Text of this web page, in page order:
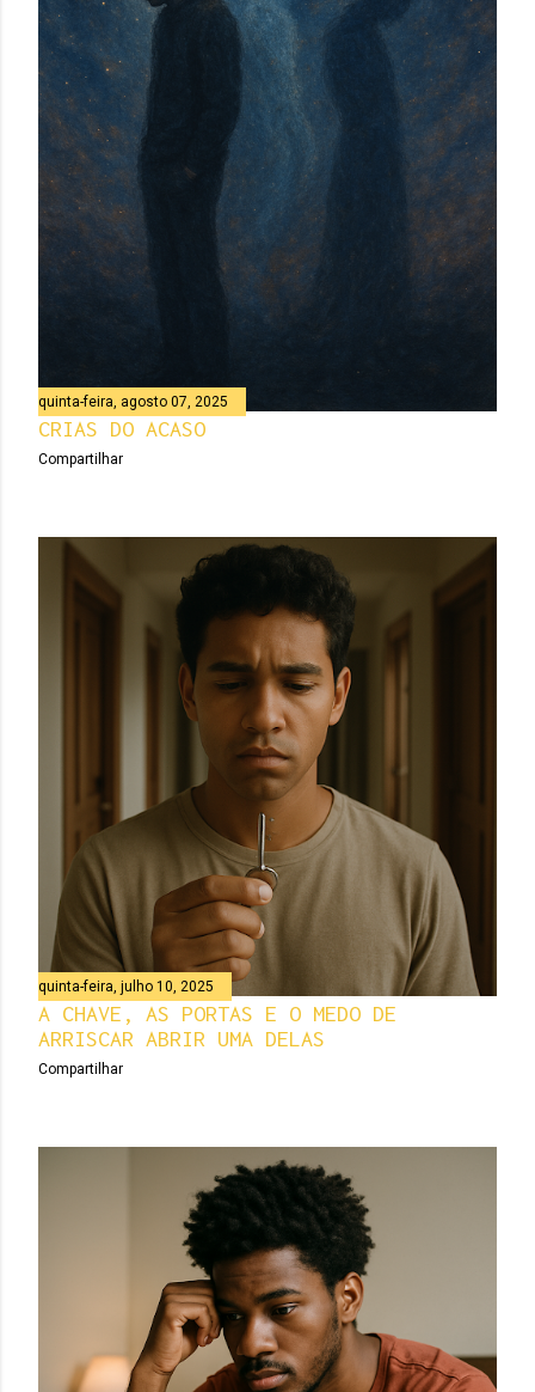
quinta-feira, agosto 07, 2025
CRIAS DO ACASO
Compartilhar
quinta-feira, julho 10, 2025
A CHAVE, AS PORTAS E O MEDO DE
ARRISCAR ABRIR UMA DELAS
Compartilhar